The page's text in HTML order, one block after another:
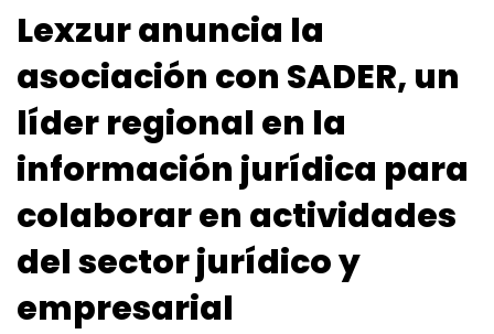
Lexzur anuncia la
asociación con SADER, un
líder regional en la
información jurídica para
colaborar en actividades
del sector jurídico y
empresarial